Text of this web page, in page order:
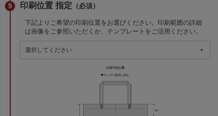
印刷位置 指定 （必須）
下記よりご希望の印刷位置をお選びください。印刷範囲の詳細
は画像をご参照いただくか、テンプレートをご活用ください。